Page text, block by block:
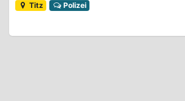
Titz
Polizei